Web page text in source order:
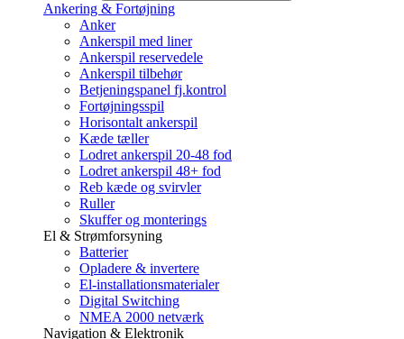
Ankering & Fortøjning
Anker
Ankerspil med liner
Ankerspil reservedele
Ankerspil tilbehør
Betjeningspanel fj.kontrol
Fortøjningsspil
Horisontalt ankerspil
Kæde tæller
Lodret ankerspil 20-48 fod
Lodret ankerspil 48+ fod
Reb kæde og svirvler
Ruller
Skuffer og monterings
El & Strømforsyning
Batterier
Opladere & invertere
El-installationsmaterialer
Digital Switching
NMEA 2000 netværk
Navigation & Elektronik